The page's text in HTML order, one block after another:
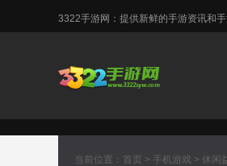
3322手游网：提供新鲜的手游资讯和手
当前位置： 首页 > 手机游戏 > 休闲